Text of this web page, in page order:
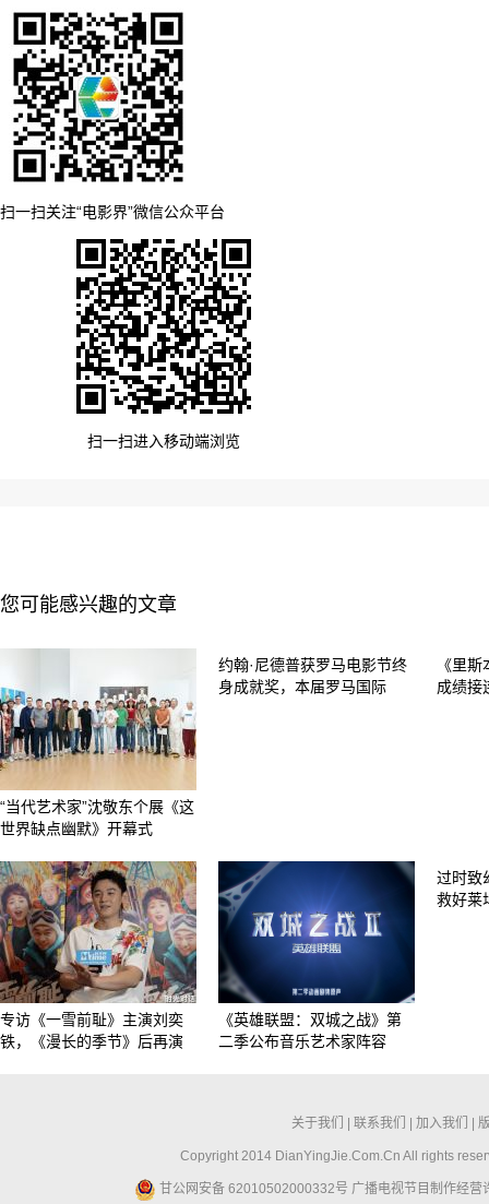
扫一扫关注“电影界”微信公众平台
扫一扫进入移动端浏览
您可能感兴趣的文章
“当代艺术家”沈敬东个展《这
世界缺点幽默》开幕式
约翰·尼德普获罗马电影节终
身成就奖，本届罗马国际
《里
成绩接
专访《一雪前耻》主演刘奕
铁，《漫长的季节》后再演
《英雄联盟：双城之战》第
二季公布音乐艺术家阵容
过时致
救好莱
关于我们 联系我们 加入我们
Copyright 2014 DianYingJie.Com.Cn All rights
甘公网安备 62010502000332号 广播电视节目制作经